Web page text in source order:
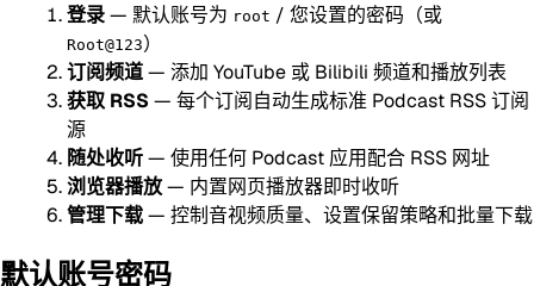
登录— 默认账号为 root / 您设置的密码（或
Root@123）
订阅频道— 添加 YouTube 或 Bilibili 频道和播放列表
获取 RSS — 每个订阅自动生成标准 Podcast RSS 订阅
源
随处收听— 使用任何 Podcast 应用配合 RSS 网址
浏览器播放— 内置网页播放器即时收听
管理下载— 控制音视频质量、设置保留策略和批量下载
默认账号密码